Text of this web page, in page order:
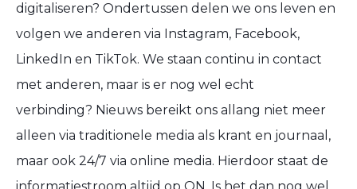
digitaliseren? Ondertussen delen we ons leven en
volgen we anderen via Instagram, Facebook,
LinkedIn en TikTok. We staan continu in contact
met anderen, maar is er nog wel echt
verbinding? Nieuws bereikt ons allang niet meer
alleen via traditionele media als krant en journaal,
maar ook 24/7 via online media. Hierdoor staat de